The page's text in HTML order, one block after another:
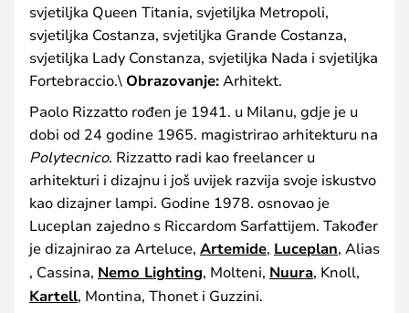
svjetiljka Queen Titania, svjetiljka Metropoli,
svjetiljka Costanza, svjetiljka Grande Costanza,
svjetiljka Lady Constanza, svjetiljka Nada i svjetiljka
Fortebraccio.\ Obrazovanje: Arhitekt.
Paolo Rizzatto rođen je 1941. u Milanu, gdje je u
dobi od 24 godine 1965. magistrirao arhitekturu na
Polytecnico. Rizzatto radi kao freelancer u
arhitekturi i dizajnu i još uvijek razvija svoje iskustvo
kao dizajner lampi. Godine 1978. osnovao je
Luceplan zajedno s Riccardom Sarfattijem. Također
je dizajnirao za Arteluce, Artemide, Luceplan, Alias​​
, Cassina, Nemo Lighting, Molteni, Nuura, Knoll,
Kartell, Montina, Thonet i Guzzini.